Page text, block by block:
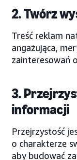
2. Twórz
Treść reklam
angażująca,
zainteresowań
3.
informacji
Przejrzystość
o charakterze
aby budować